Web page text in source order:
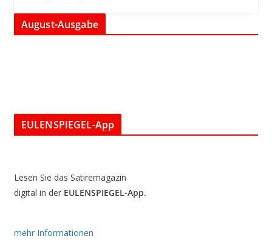
August-Ausgabe
EULENSPIEGEL-App
Lesen Sie das Satiremagazin
digital in der EULENSPIEGEL-App.
mehr Informationen